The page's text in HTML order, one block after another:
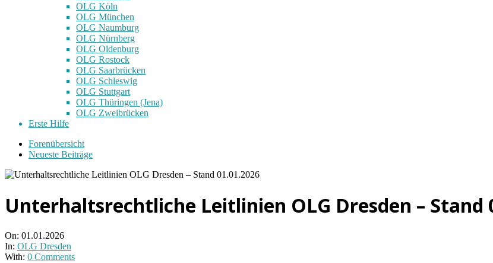
OLG Köln
OLG München
OLG Naumburg
OLG Nürnberg
OLG Oldenburg
OLG Rostock
OLG Saarbrücken
OLG Schleswig
OLG Stuttgart
OLG Thüringen (Jena)
OLG Zweibrücken
Erste Hilfe
Forenübersicht
Neueste Beiträge
Unterhaltsrechtliche Leitlinien OLG Dresden – Stand
On: 01.01.2026
In: OLG Dresden
With: 0 Comments